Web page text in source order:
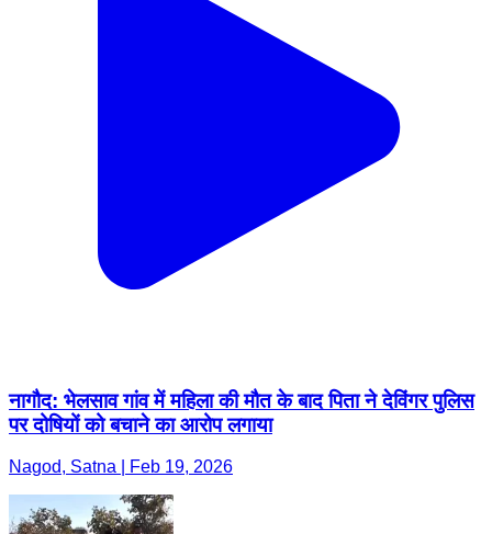
नागौद: भेलसाव गांव में महिला की मौत के बाद पिता ने देविंगर पुलिस
पर दोषियों को बचाने का आरोप लगाया
Nagod, Satna | Feb 19, 2026